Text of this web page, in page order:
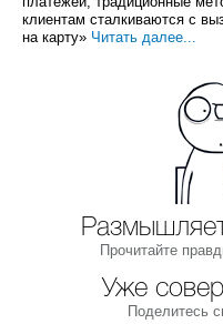
клиентам сталкиваются с
на карту» Читать далее...
Прочитайте
Уже
Поделитесь